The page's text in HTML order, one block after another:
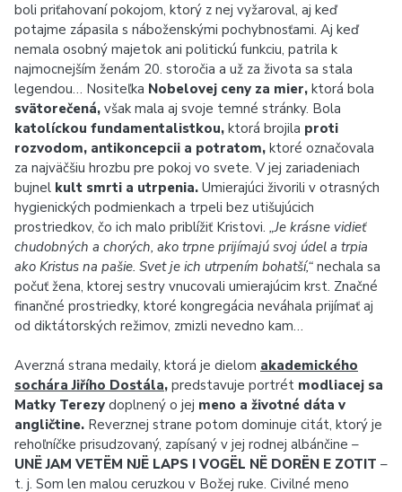
boli priťahovaní pokojom, ktorý z nej vyžaroval, aj keď
potajme zápasila s náboženskými pochybnosťami. Aj keď
nemala osobný majetok ani politickú funkciu, patrila k
najmocnejším ženám 20. storočia a už za života sa stala
legendou… Nositeľka Nobelovej ceny za mier, ktorá bola
svätorečená, však mala aj svoje temné stránky. Bola
katolíckou fundamentalistkou, ktorá brojila proti
rozvodom, antikoncepcii a potratom, ktoré označovala
za najväčšiu hrozbu pre pokoj vo svete. V jej zariadeniach
bujnel kult smrti a utrpenia. Umierajúci živorili v otrasných
hygienických podmienkach a trpeli bez utišujúcich
prostriedkov, čo ich malo priblížiť Kristovi. „Je krásne vidieť
chudobných a chorých, ako trpne prijímajú svoj údel a trpia
ako Kristus na pašie. Svet je ich utrpením bohatší,“ nechala sa
počuť žena, ktorej sestry vnucovali umierajúcim krst. Značné
finančné prostriedky, ktoré kongregácia neváhala prijímať aj
od diktátorských režimov, zmizli nevedno kam…
Averzná strana medaily, ktorá je dielom akademického
sochára Jiřího Dostála, predstavuje portrét modliacej sa
Matky Terezy doplnený o jej meno a životné dáta v
angličtine. Reverznej strane potom dominuje citát, ktorý je
rehoľníčke prisudzovaný, zapísaný v jej rodnej albánčine –
UNË JAM VETËM NJË LAPS I VOGËL NË DORËN E ZOTIT –
t. j. Som len malou ceruzkou v Božej ruke. Civilné meno